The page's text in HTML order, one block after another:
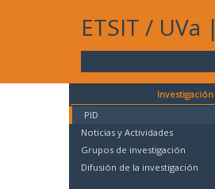
ETSIT / UVa |
Investigación
PID
Noticias y Actividades
Grupos de investigación
Difusión de la investigación